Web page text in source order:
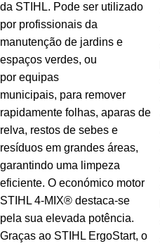
da STIHL. Pode ser utilizado
por profissionais da
manutenção de jardins e
espaços verdes, ou
por equipas
municipais, para remover
rapidamente folhas, aparas de
relva, restos de sebes e
resíduos em grandes áreas,
garantindo uma limpeza
eficiente. O económico motor
STIHL 4-MIX® destaca-se
pela sua elevada potência.
Graças ao STIHL ErgoStart, o